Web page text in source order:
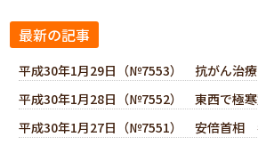
最新の記事
平成30年1月29日（№7553） 抗がん治療
平成30年1月28日（№7552） 東西で極
平成30年1月27日（№7551） 安倍首相